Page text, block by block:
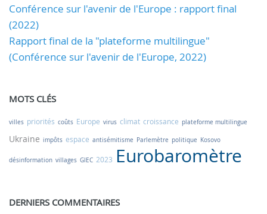
Conférence sur l'avenir de l'Europe : rapport final
(2022)
Rapport final de la "plateforme multilingue"
(Conférence sur l'avenir de l'Europe, 2022)
MOTS CLÉS
villes priorités coûts Europe virus climat croissance plateforme multilingue
Ukraine impôts espace antisémitisme Parlemètre politique Kosovo
désinformation villages GIEC 2023 Eurobaromètre
DERNIERS COMMENTAIRES